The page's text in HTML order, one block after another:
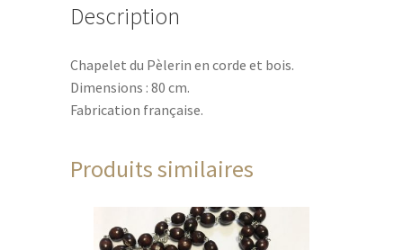
Description
Chapelet du Pèlerin en corde et bois.
Dimensions : 80 cm.
Fabrication française.
Produits similaires